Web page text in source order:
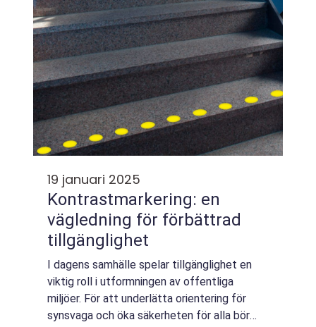
19 januari 2025
Kontrastmarkering: en
vägledning för förbättrad
tillgänglighet
I dagens samhälle spelar tillgänglighet en
viktig roll i utformningen av offentliga
miljöer. För att underlätta orientering för
synsvaga och öka säkerheten för alla bör